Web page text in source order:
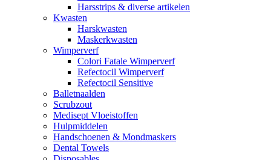
Harsstrips & diverse artikelen
Kwasten
Harskwasten
Maskerkwasten
Wimperverf
Colori Fatale Wimperverf
Refectocil Wimperverf
Refectocil Sensitive
Balletnaalden
Scrubzout
Medisept Vloeistoffen
Hulpmiddelen
Handschoenen & Mondmaskers
Dental Towels